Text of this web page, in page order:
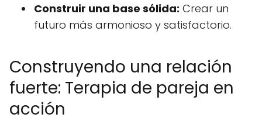
Construir una base sólida: Crear un
futuro más armonioso y satisfactorio.
Construyendo una relación
fuerte: Terapia de pareja en
acción